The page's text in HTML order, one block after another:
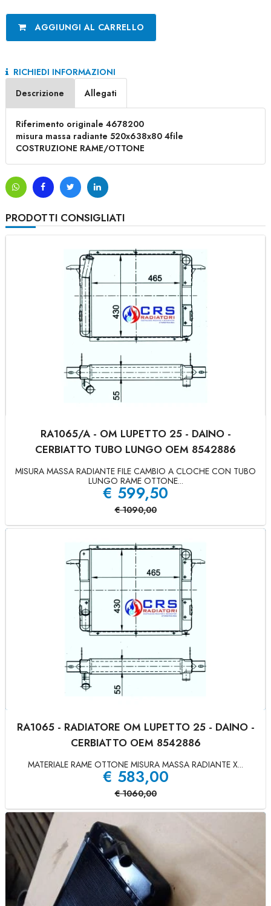
AGGIUNGI AL CARRELLO
RICHIEDI INFORMAZIONI
Descrizione
Allegati
Riferimento originale 4678200
misura massa radiante 520x638x80 4file
COSTRUZIONE RAME/OTTONE
PRODOTTI CONSIGLIATI
RA1065/A - OM LUPETTO 25 - DAINO -
CERBIATTO TUBO LUNGO OEM 8542886
MISURA MASSA RADIANTE FILE CAMBIO A CLOCHE CON TUBO
LUNGO RAME OTTONE...
€ 599,50
€ 1090,00
RA1065 - RADIATORE OM LUPETTO 25 - DAINO -
CERBIATTO OEM 8542886
MATERIALE RAME OTTONE MISURA MASSA RADIANTE X...
€ 583,00
€ 1060,00